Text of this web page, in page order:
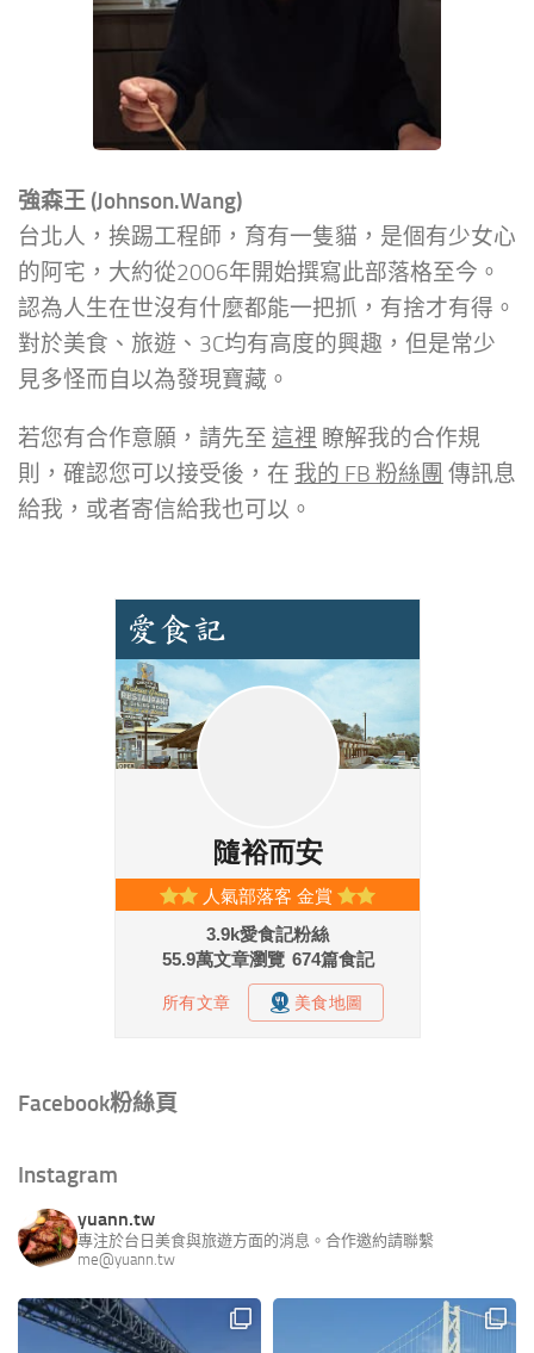
強森王 (Johnson.Wang)
台北人，挨踢工程師，育有一隻貓，是個有少女心
的阿宅，大約從2006年開始撰寫此部落格至今。
認為人生在世沒有什麼都能一把抓，有捨才有得。
對於美食、旅遊、3C均有高度的興趣，但是常少
見多怪而自以為發現寶藏。
若您有合作意願，請先至 這裡 瞭解我的合作規
則，確認您可以接受後，在 我的 FB 粉絲團 傳訊息
給我，或者寄信給我也可以。
Facebook粉絲頁
Instagram
yuann.tw
專注於台日美食與旅遊方面的消息。合作邀約請聯繫
me@yuann.tw